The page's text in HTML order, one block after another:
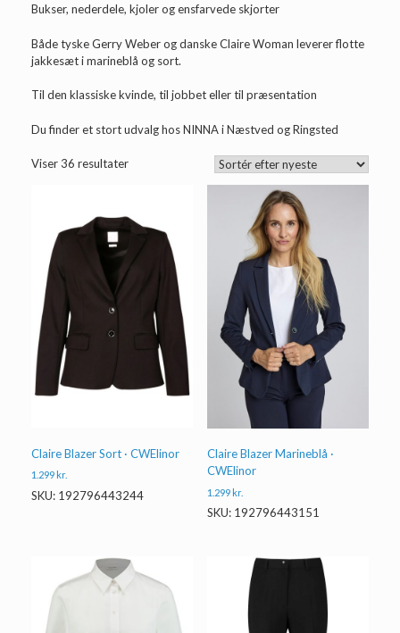
Bukser, nederdele, kjoler og ensfarvede skjorter
Både tyske Gerry Weber og danske Claire Woman leverer flotte
jakkesæt i marineblå og sort.
Til den klassiske kvinde, til jobbet eller til præsentation
Du finder et stort udvalg hos NINNA i Næstved og Ringsted
Viser 36 resultaterSorteret
Claire Blazer Sort · CWElinor
1.299 kr.
SKU: 192796443244
Claire Blazer Marineblå ·
CWElinor
1.299kr.
SKU: 192796443151